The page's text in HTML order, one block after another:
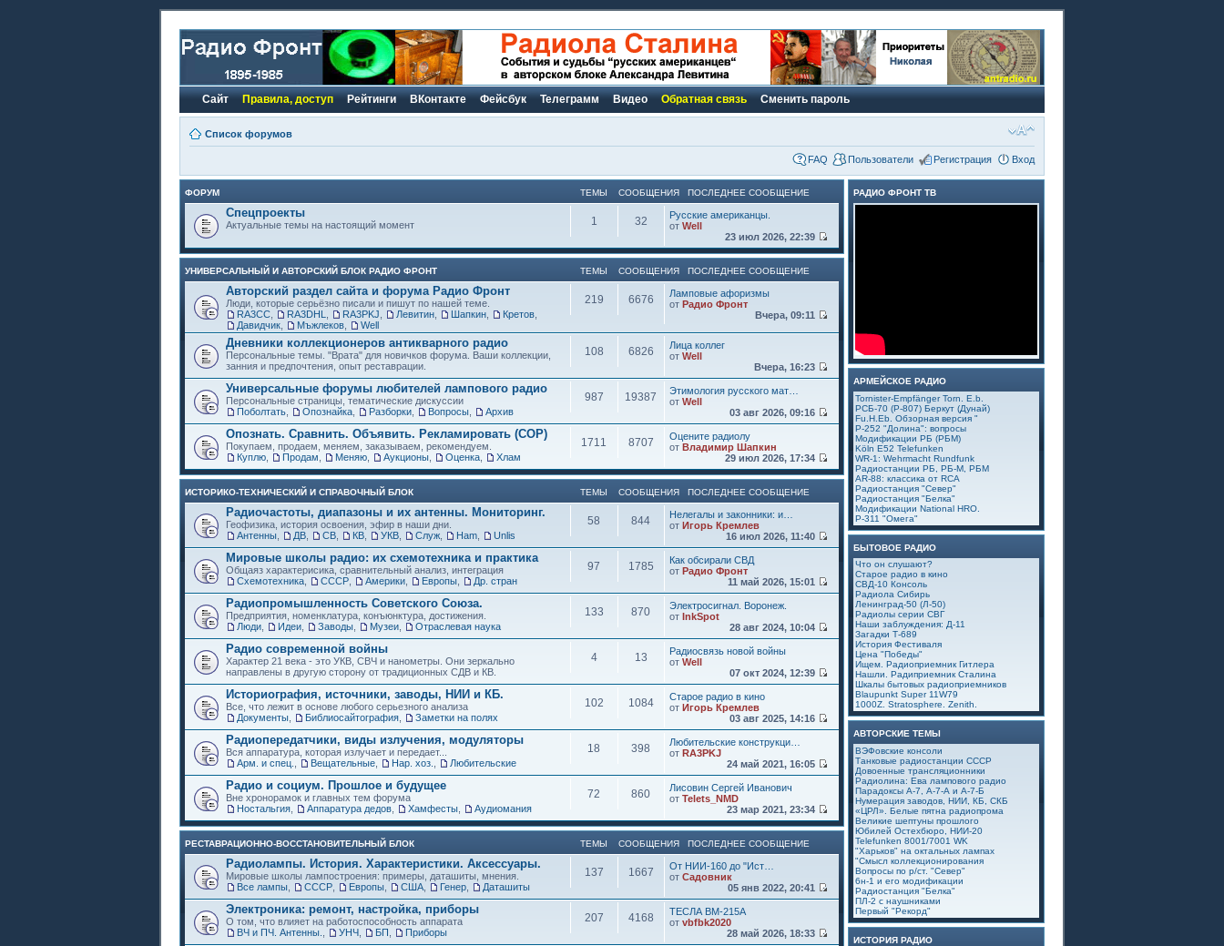
Сайт Правила, доступ Рейтинги ВКонтакте Фейсбук Телеграмм Видео Обратная связь Сменить пароль
Список форумов
FAQ Пользователи Регистрация Вход
ФОРУМ ТЕМЫ СООБЩЕНИЯ ПОСЛЕДНЕЕ СООБЩЕНИЕ
Спецпроекты
Актуальные темы на настоящий момент 1 32
Русские американцы.
от Well
23 июл 2026, 22:39
УНИВЕРСАЛЬНЫЙ И АВТОРСКИЙ БЛОК РАДИО ФРОНТ ТЕМЫ СООБЩЕНИЯ ПОСЛЕДНЕЕ СООБЩЕНИЕ
Авторский раздел сайта и форума Радио Фронт
Люди, которые серьёзно писали и пишут по нашей теме.
RA3CC
RA3DHL RA3PKJ Левитин Шапкин Кретов
Давидчик
Мъжлеков Well
219 6676
Ламповые афоризмы
от Радио Фронт
Вчера, 09:11
Дневники коллекционеров антикварного радио
Персональные темы. "Врата" для новичков форума. Ваши коллекции,
занния и предпочтения, опыт реставрации.
108 6826
Лица коллег
от Well
Вчера, 16:23
Универсальные форумы любителей лампового радио
Персональные страницы, тематические дискуссии
Поболтать
Опознайка Разборки Вопросы Архив
987 19387
Этимология русского мат…
от Well
03 авг 2026, 09:16
Опознать. Сравнить. Объявить. Рекламировать (СОР)
Покупаем, продаем, меняем, заказываем, рекомендуем.
Куплю
Продам Меняю Аукционы Оценка Хлам
1711 8707
Оцените радиолу
от Владимир Шапкин
29 июл 2026, 17:34
ИСТОРИКО-ТЕХНИЧЕСКИЙ И СПРАВОЧНЫЙ БЛОК ТЕМЫ СООБЩЕНИЯ ПОСЛЕДНЕЕ СООБЩЕНИЕ
Радиочастоты, диапазоны и их антенны. Мониторинг.
Геофизика, история освоения, эфир в наши дни.
Антенны
ДВ СВ КВ УКВ Служ Ham Unlis
58 844
Нелегалы и законники: и…
от Игорь Кремлев
16 июл 2026, 11:40
Мировые школы радио: их схемотехника и практика
Общаяз характерисика, сравнительный анализ, интеграция
Схемотехника
СССР Америки Европы Др. стран
97 1785
Как обсирали СВД
от Радио Фронт
11 май 2026, 15:01
Радиопромышленность Советского Союза.
Предприятия, номенклатура, конъюнктура, достижения.
Люди
Идеи Заводы Музеи Отраслевая наука
133 870
Электросигнал. Воронеж.
от InkSpot
28 авг 2024, 10:04
Радио современной войны
Характер 21 века - это УКВ, СВЧ и нанометры. Они зеркально
направлены в другую сторону от традиционных СДВ и КВ.
4 13
Радиосвязь новой войны
от Well
07 окт 2024, 12:39
Историография, источники, заводы, НИИ и КБ.
Все, что лежит в основе любого серьезного анализа
Документы
Библиосайтография Заметки на полях
102 1084
Старое радио в кино
от Игорь Кремлев
03 авг 2025, 14:16
Радиопередатчики, виды излучения, модуляторы
Вся аппаратура, которая излучает и передает...
Арм. и спец.
Вещательные Нар. хоз. Любительские
18 398
Любительские конструкци…
от RA3PKJ
24 май 2021, 16:05
Радио и социум. Прошлое и будущее
Вне хронорамок и главных тем форума
Ностальгия
Аппаратура дедов Хамфесты Аудиомания
72 860
Лисовин Сергей Иванович
от Telets_NMD
23 мар 2021, 23:34
РЕСТАВРАЦИОННО-ВОССТАНОВИТЕЛЬНЫЙ БЛОК ТЕМЫ СООБЩЕНИЯ ПОСЛЕДНЕЕ СООБЩЕНИЕ
Радиолампы. История. Характеристики. Аксессуары.
Мировые школы лампостроения: примеры, даташиты, мнения.
Все лампы
СССР Европы США Генер Даташиты
137 1667
От НИИ-160 до "Ист…
от Садовник
05 янв 2022, 20:41
Электроника: ремонт, настройка, приборы
О том, что влияет на работоспособность аппарата
ВЧ и ПЧ. Антенны.
УНЧ БП Приборы
207 4168
ТЕСЛА ВМ-215А
от vbfbk2020
28 май 2026, 18:33
РАДИО ФРОНТ ТВ
АРМЕЙСКОЕ РАДИО
Tornister-Empfänger Torn. E.b.
РСБ-70 (Р-807) Беркут (Дунай)
Fu.H.Eb. Обзорная версия "
Р-252 "Долина": вопросы
Модификации РБ (РБМ)
Köln E52 Telefunken
WR-1: Wehrmacht Rundfunk
Радиостанции РБ, РБ-М, РБМ
AR-88: классика от RCA
Радиостанция "Север"
Радиостанция "Белка"
Модификации National HRO.
Р-311 "Омега"
БЫТОВОЕ РАДИО
Что он слушают?
Старое радио в кино
СВД-10 Консоль
Радиола Сибирь
Ленинград-50 (Л-50)
Радиолы серии СВГ
Наши заблуждения: Д-11
Загадки Т-689
История Фестиваля
Цена "Победы"
Ищем. Радиоприемник Гитлера
Нашли. Радиприемник Сталина
Шкалы бытовых радиоприемников
Blaupunkt Super 11W79
1000Z. Stratosphere. Zenith.
АВТОРСКИЕ ТЕМЫ
ВЭФовские консоли
Танковые радиостанции СССР
Довоенные трансляционники
Радиолина: Ева лампового радио
Парадоксы А-7, А-7-А и А-7-Б
Нумерация заводов, НИИ, КБ, СКБ
«ЦРЛ». Белые пятна радиопрома
Великие шептуны прошлого
Юбилей Остехбюро, НИИ-20
Telefunken 8001/7001 WK
"Харьков" на октальных лампах
"Смысл коллекционирования
Вопросы по р/ст. "Север"
6н-1 и его модификации
Радиостанция "Белка"
ПЛ-2 с наушниками
Первый "Рекорд"
ИСТОРИЯ РАДИО